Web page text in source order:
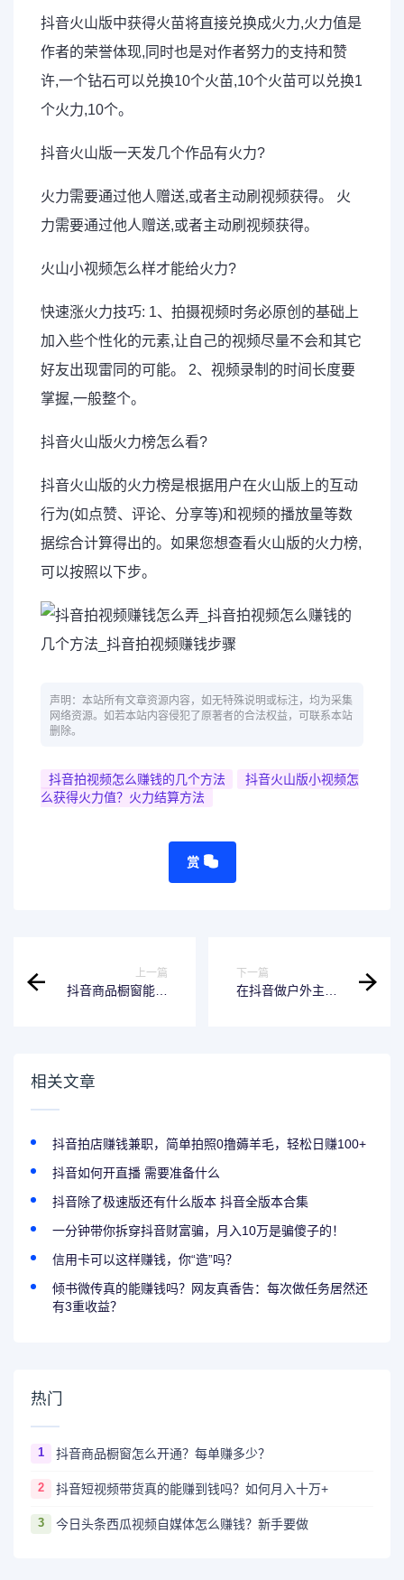
抖音火山版中获得火苗将直接兑换成火力,火力值是
作者的荣誉体现,同时也是对作者努力的支持和赞
许,一个钻石可以兑换10个火苗,10个火苗可以兑换1
个火力,10个。
抖音火山版一天发几个作品有火力?
火力需要通过他人赠送,或者主动刷视频获得。 火
力需要通过他人赠送,或者主动刷视频获得。
火山小视频怎么样才能给火力?
快速涨火力技巧: 1、拍摄视频时务必原创的基础上
加入些个性化的元素,让自己的视频尽量不会和其它
好友出现雷同的可能。 2、视频录制的时间长度要
掌握,一般整个。
抖音火山版火力榜怎么看?
抖音火山版的火力榜是根据用户在火山版上的互动
行为(如点赞、评论、分享等)和视频的播放量等数
据综合计算得出的。如果您想查看火山版的火力榜,
可以按照以下步。
声明：本站所有文章资源内容，如无特殊说明或标注，均为采集
网络资源。如若本站内容侵犯了原著者的合法权益，可联系本站
删除。
抖音拍视频怎么赚钱的几个方法
抖音火山版小视频怎
么获得火力值？火力结算方法
赏
上一篇
抖音商品橱窗能挣
下一篇
在抖音做户外主播
相关文章
抖音拍店赚钱兼职，简单拍照0撸薅羊毛，轻松日赚100+
抖音如何开直播 需要准备什么
抖音除了极速版还有什么版本 抖音全版本合集
一分钟带你拆穿抖音财富骗，月入10万是骗傻子的！
信用卡可以这样赚钱，你“造”吗？
倾书微传真的能赚钱吗？网友真香告：每次做任务居然还
有3重收益？
热门
1 抖音商品橱窗怎么开通？每单赚多少？
2 抖音短视频带货真的能赚到钱吗？如何月入十万+
3 今日头条西瓜视频自媒体怎么赚钱？新手要做